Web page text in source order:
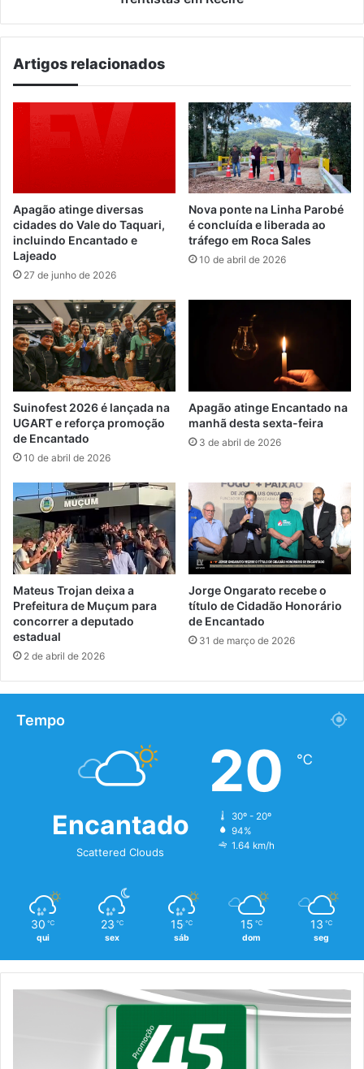
Artigos relacionados
Apagão atinge diversas
cidades do Vale do Taquari,
incluindo Encantado e
Lajeado
27 de junho de 2026
Nova ponte na Linha Parobé
é concluída e liberada ao
tráfego em Roca Sales
10 de abril de 2026
Suinofest 2026 é lançada na
UGART e reforça promoção
de Encantado
10 de abril de 2026
Apagão atinge Encantado na
manhã desta sexta-feira
3 de abril de 2026
Mateus Trojan deixa a
Prefeitura de Muçum para
concorrer a deputado
estadual
2 de abril de 2026
Jorge Ongarato recebe o
título de Cidadão Honorário
de Encantado
31 de março de 2026
Tempo
Encantado
Scattered Clouds
20 ℃
30º - 20º
94%
1.64 km/h
30 ℃
qui
23 ℃
sex
15 ℃
sáb
15 ℃
dom
13 ℃
seg